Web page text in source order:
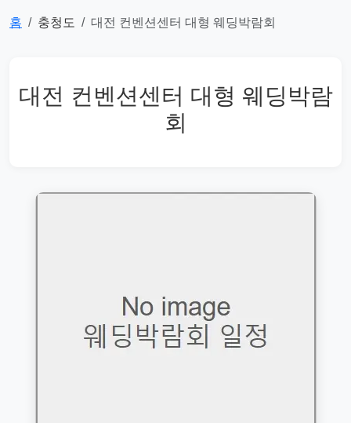
홈 충청도 대전 컨벤션센터 대형 웨딩박람회
대전 컨벤션센터 대형 웨딩박람
회